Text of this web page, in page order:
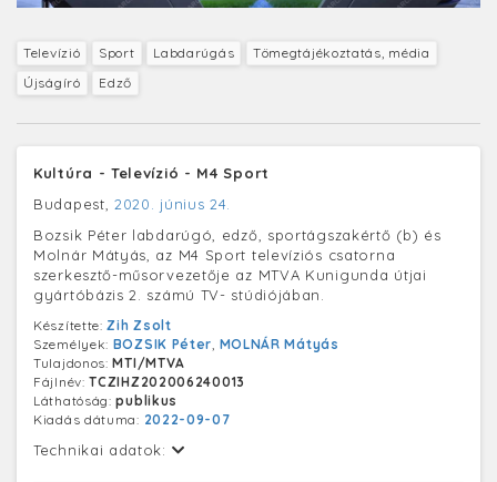
Televízió Sport Labdarúgás
Tömegtájékoztatás, média
Újságíró
Edző
Kultúra - Televízió - M4 Sport
Budapest, 2020. június 24.
Bozsik Péter labdarúgó, edző, sportágszakértő (b) és
Molnár Mátyás, az M4 Sport televíziós csatorna
szerkesztő-műsorvezetője az MTVA Kunigunda útjai
gyártóbázis 2. számú TV- stúdiójában.
Készítette:Zih Zsolt
Személyek: BOZSIK Péter MOLNÁR Mátyás
Tulajdonos:MTI/MTVA
Fájlnév:TCZIHZ202006240013
Láthatóság:publikus
Kiadás dátuma: 2022-09-07
Technikai adatok: